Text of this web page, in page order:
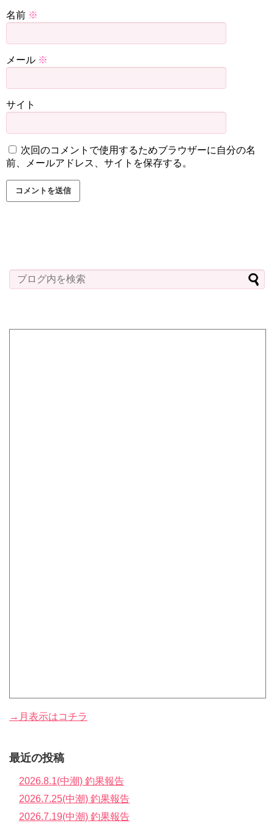
名前 ※
メール ※
サイト
次回のコメントで使用するためブラウザーに自分の名
前、メールアドレス、サイトを保存する。
→月表示はコチラ
最近の投稿
2026.8.1(中潮) 釣果報告
2026.7.25(中潮) 釣果報告
2026.7.19(中潮) 釣果報告